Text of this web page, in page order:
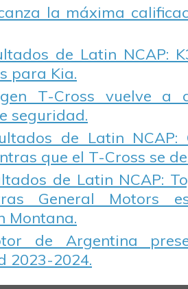
la máxima
de Latin NCAP:
para Kia.
T-Cross vuelve a
seguridad.
de Latin NCAP:
que el T-Cross se
de Latin NCAP:
General Motors
Montana.
de Argentina
2023-2024.